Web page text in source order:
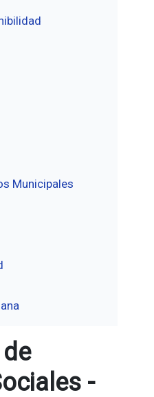
Municipales
-